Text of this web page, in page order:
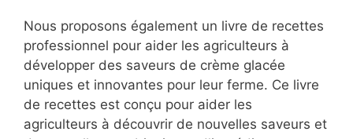
Nous proposons également un livre de recettes
professionnel pour aider les agriculteurs à
développer des saveurs de crème glacée
uniques et innovantes pour leur ferme. Ce livre
de recettes est conçu pour aider les
agriculteurs à découvrir de nouvelles saveurs et